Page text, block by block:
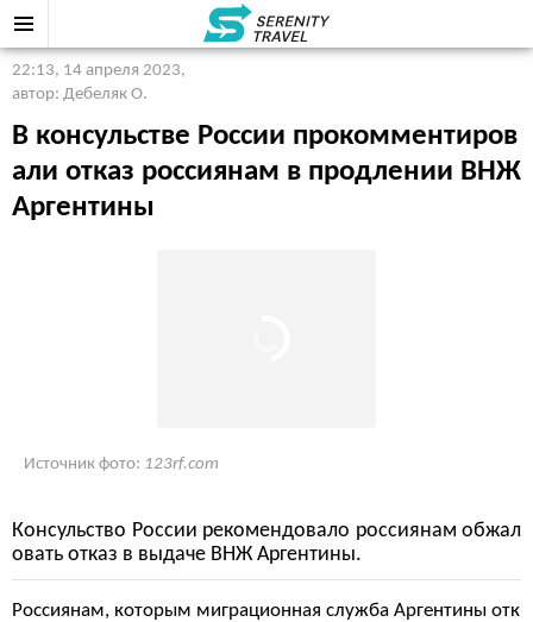
22:13, 14 апреля 2023,
автор: Дебеляк О.
В консульстве России прокомментиров
али отказ россиянам в продлении ВНЖ
Аргентины
Источник фото: 123rf.com
Консульство России рекомендовало россиянам обжал
овать отказ в выдаче ВНЖ Аргентины.
Россиянам, которым миграционная служба Аргентины отк